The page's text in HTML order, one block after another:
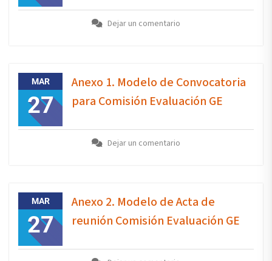
Dejar un comentario
MAR
27
Anexo 1. Modelo de Convocatoria
para Comisión Evaluación GE
Dejar un comentario
MAR
27
Anexo 2. Modelo de Acta de
reunión Comisión Evaluación GE